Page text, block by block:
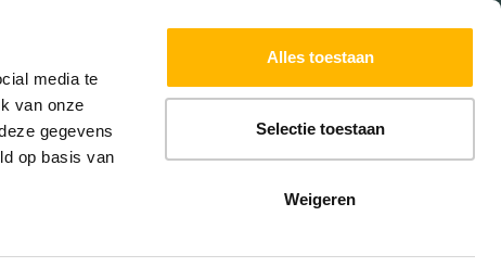
media te
van onze
gegevens
op basis van
Alles toestaan
Selectie toestaan
Weigeren